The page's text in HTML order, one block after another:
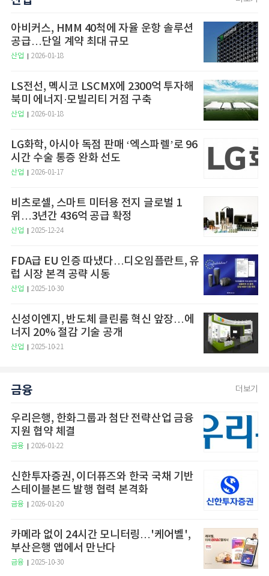
아비커스, HMM 40척에 자율 운항 솔루션
공급…단일 계약 최대 규모
산업 2026-01-18
LS전선, 멕시코 LSCMX에 2300억 투자해
북미 에너지·모빌리티 거점 구축
산업 2026-01-18
LG화학, 아시아 독점 판매 ‘엑스파렐’로 96
시간 수술 통증 완화 선도
산업 2026-01-17
비츠로셀, 스마트 미터용 전지 글로벌 1
위…3년간 436억 공급 확정
산업 2025-12-24
FDA급 EU 인증 따냈다…디오임플란트, 유
럽 시장 본격 공략 시동
산업 2025-10-30
신성이엔지, 반도체 클린룸 혁신 앞장…에
너지 20% 절감 기술 공개
산업 2025-10-21
금융 더보기
우리은행, 한화그룹과 첨단 전략산업 금융
지원 협약 체결
금융 2026-01-22
신한투자증권, 이더퓨즈와 한국 국채 기반
스테이블본드 발행 협력 본격화
금융 2026-01-20
카메라 없이 24시간 모니터링…'케어벨',
부산은행 앱에서 만난다
금융 2025-10-30